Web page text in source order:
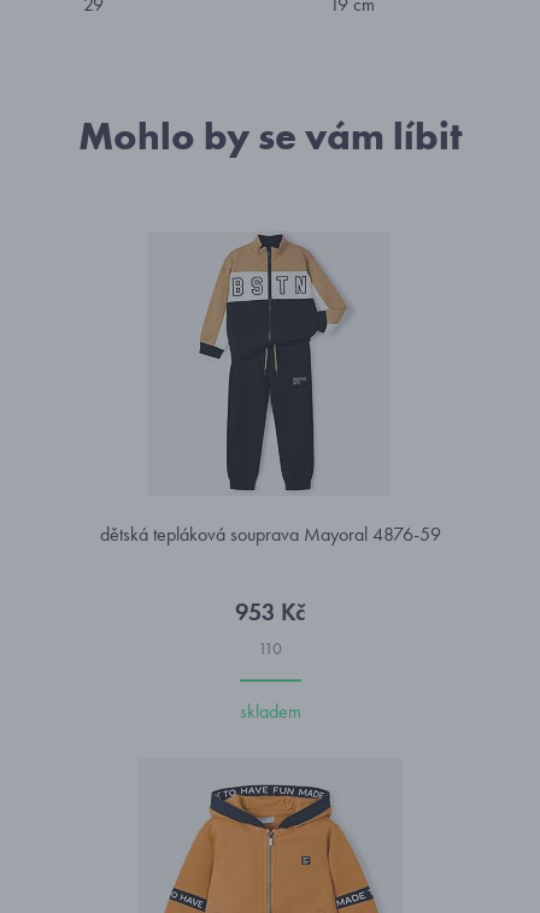
Mohlo by se vám líbit
dětská tepláková souprava Mayoral 4876-59
953 Kč
110
skladem